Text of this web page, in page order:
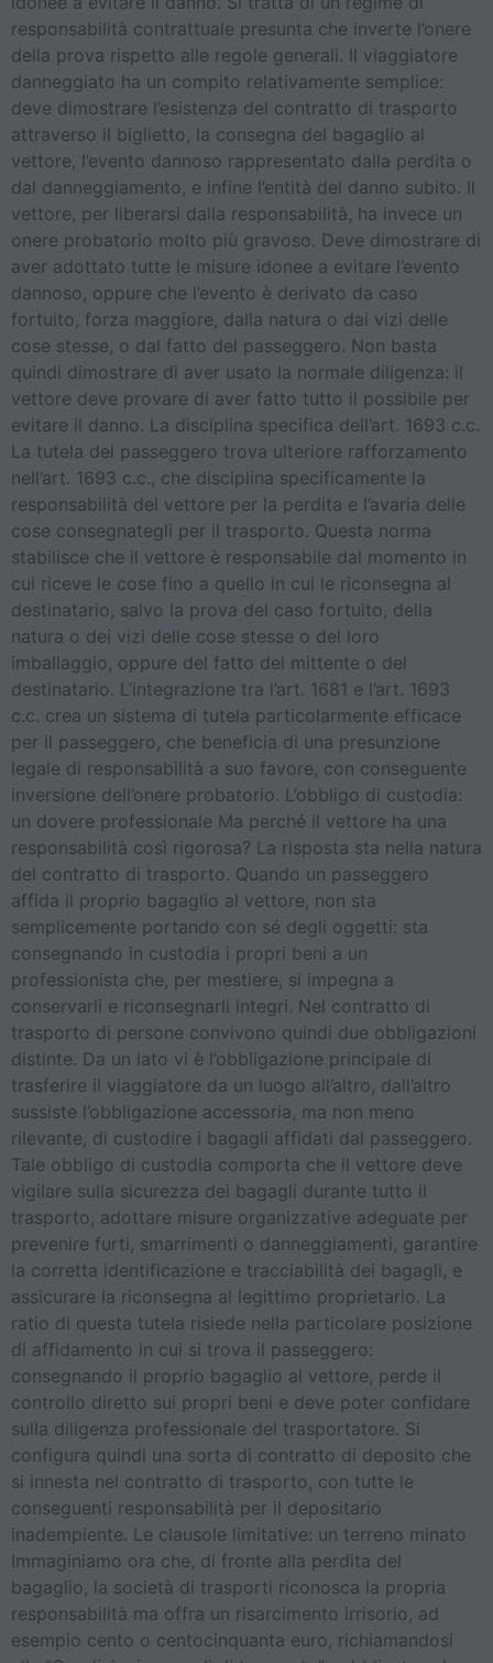
responsabilità contrattuale presunta che inverte l’onere
della prova rispetto alle regole generali. Il viaggiatore
danneggiato ha un compito relativamente semplice:
deve dimostrare l’esistenza del contratto di trasporto
attraverso il biglietto, la consegna del bagaglio al
vettore, l’evento dannoso rappresentato dalla perdita o
dal danneggiamento, e infine l’entità del danno subito. Il
vettore, per liberarsi dalla responsabilità, ha invece un
onere probatorio molto più gravoso. Deve dimostrare di
aver adottato tutte le misure idonee a evitare l’evento
dannoso, oppure che l’evento è derivato da caso
fortuito, forza maggiore, dalla natura o dai vizi delle
cose stesse, o dal fatto del passeggero. Non basta
quindi dimostrare di aver usato la normale diligenza: il
vettore deve provare di aver fatto tutto il possibile per
evitare il danno. La disciplina specifica dell’art. 1693 c.c.
La tutela del passeggero trova ulteriore rafforzamento
nell’art. 1693 c.c., che disciplina specificamente la
responsabilità del vettore per la perdita e l’avaria delle
cose consegnategli per il trasporto. Questa norma
stabilisce che il vettore è responsabile dal momento in
cui riceve le cose fino a quello in cui le riconsegna al
destinatario, salvo la prova del caso fortuito, della
natura o dei vizi delle cose stesse o del loro
imballaggio, oppure del fatto del mittente o del
destinatario. L’integrazione tra l’art. 1681 e l’art. 1693
c.c. crea un sistema di tutela particolarmente efficace
per il passeggero, che beneficia di una presunzione
legale di responsabilità a suo favore, con conseguente
inversione dell’onere probatorio. L’obbligo di custodia:
un dovere professionale Ma perché il vettore ha una
responsabilità così rigorosa? La risposta sta nella natura
del contratto di trasporto. Quando un passeggero
affida il proprio bagaglio al vettore, non sta
semplicemente portando con sé degli oggetti: sta
consegnando in custodia i propri beni a un
professionista che, per mestiere, si impegna a
conservarli e riconsegnarli integri. Nel contratto di
trasporto di persone convivono quindi due obbligazioni
distinte. Da un lato vi è l’obbligazione principale di
trasferire il viaggiatore da un luogo all’altro, dall’altro
sussiste l’obbligazione accessoria, ma non meno
rilevante, di custodire i bagagli affidati dal passeggero.
Tale obbligo di custodia comporta che il vettore deve
vigilare sulla sicurezza dei bagagli durante tutto il
trasporto, adottare misure organizzative adeguate per
prevenire furti, smarrimenti o danneggiamenti, garantire
la corretta identificazione e tracciabilità dei bagagli, e
assicurare la riconsegna al legittimo proprietario. La
ratio di questa tutela risiede nella particolare posizione
di affidamento in cui si trova il passeggero:
consegnando il proprio bagaglio al vettore, perde il
controllo diretto sui propri beni e deve poter confidare
sulla diligenza professionale del trasportatore. Si
configura quindi una sorta di contratto di deposito che
si innesta nel contratto di trasporto, con tutte le
conseguenti responsabilità per il depositario
inadempiente. Le clausole limitative: un terreno minato
Immaginiamo ora che, di fronte alla perdita del
bagaglio, la società di trasporti riconosca la propria
responsabilità ma offra un risarcimento irrisorio, ad
esempio cento o centocinquanta euro, richiamandosi